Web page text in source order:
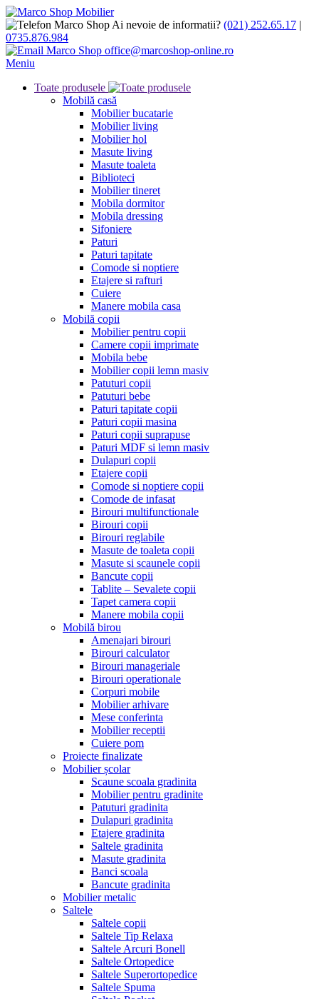
Ai nevoie de informatii? (021) 252.65.17 |
0735.876.984
office@marcoshop-online.ro
Meniu
Toate produsele
Mobilă casă
Mobilier bucatarie
Mobilier living
Mobilier hol
Masute living
Masute toaleta
Biblioteci
Mobilier tineret
Mobila dormitor
Mobila dressing
Sifoniere
Paturi
Paturi tapitate
Comode si noptiere
Etajere si rafturi
Cuiere
Manere mobila casa
Mobilă copii
Mobilier pentru copii
Camere copii imprimate
Mobila bebe
Mobilier copii lemn masiv
Patuturi copii
Patuturi bebe
Paturi tapitate copii
Paturi copii masina
Paturi copii suprapuse
Paturi MDF si lemn masiv
Dulapuri copii
Etajere copii
Comode si noptiere copii
Comode de infasat
Birouri multifunctionale
Birouri copii
Birouri reglabile
Masute de toaleta copii
Masute si scaunele copii
Bancute copii
Tablite – Sevalete copii
Tapet camera copii
Manere mobila copii
Mobilă birou
Amenajari birouri
Birouri calculator
Birouri manageriale
Birouri operationale
Corpuri mobile
Mobilier arhivare
Mese conferinta
Mobilier receptii
Cuiere pom
Proiecte finalizate
Mobilier școlar
Scaune scoala gradinita
Mobilier pentru gradinite
Patuturi gradinita
Dulapuri gradinita
Etajere gradinita
Saltele gradinita
Masute gradinita
Banci scoala
Bancute gradinita
Mobilier metalic
Saltele
Saltele copii
Saltele Tip Relaxa
Saltele Arcuri Bonell
Saltele Ortopedice
Saltele Superortopedice
Saltele Spuma